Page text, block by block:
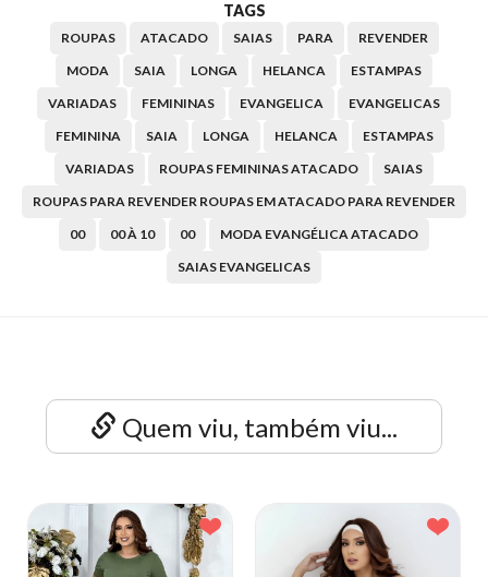
TAGS
ROUPAS ATACADO SAIAS PARA
REVENDER
MODA
SAIA LONGA HELANCA
ESTAMPAS
VARIADAS
FEMININAS EVANGELICA
EVANGELICAS
FEMININA
SAIA LONGA HELANCA
ESTAMPAS
VARIADAS
ROUPAS FEMININAS ATACADO
SAIAS
ROUPAS PARA REVENDER ROUPAS EM ATACADO PARA REVENDER
00
00 À 10 00
MODA EVANGÉLICA ATACADO
SAIAS EVANGELICAS
Quem viu, também viu...